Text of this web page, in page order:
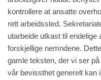
kontrollere at ansatte
rett arbeidssted.
utarbeide utkast til
forskjellige nemndene.
gamle teksten, der vi ser
vår bevissthet generelt kan